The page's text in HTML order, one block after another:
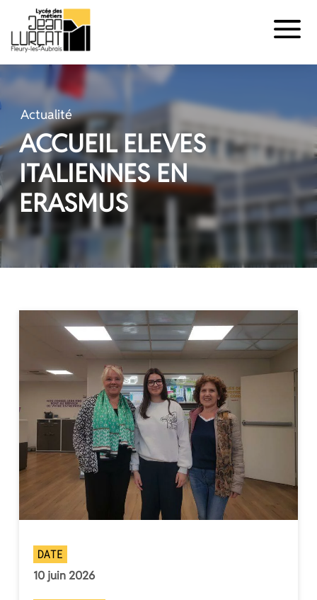
au
contenu
Actualité
ACCUEIL ELEVES
ITALIENNES EN
ERASMUS
DATE
10 juin 2026
Panneau de gestion des cookies